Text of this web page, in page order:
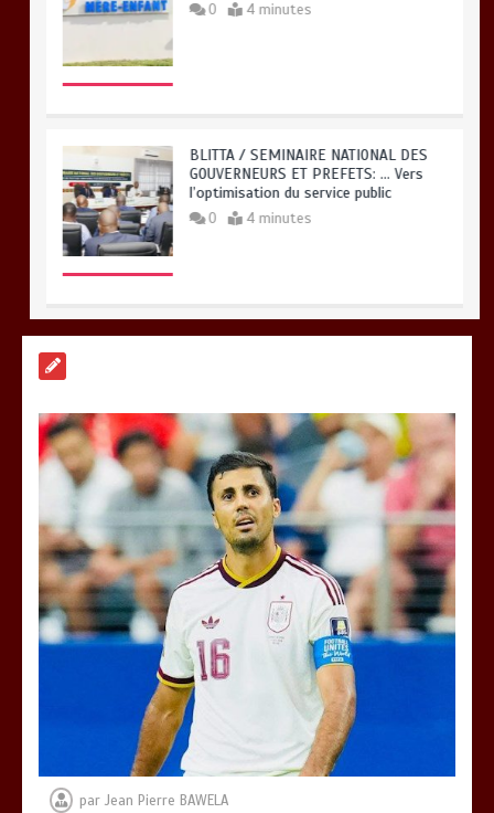
0 4 minutes
BLITTA / SEMINAIRE NATIONAL DES
GOUVERNEURS ET PREFETS: … Vers
l’optimisation du service public
0 4 minutes
0 5 minutes
TRANSFORMATION SOCIALE :
L’importance pour le Togo d’avoir une
Feuille de route
5 minutes
TOGO : Sauver la mère devient un
indicateur de civilisation
0
4 minutes
par Jean Pierre BAWELA